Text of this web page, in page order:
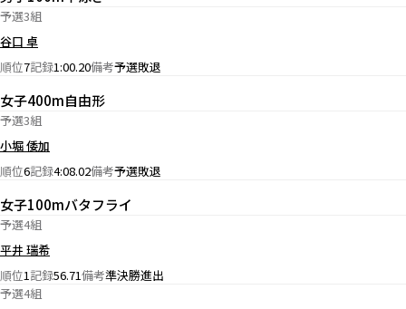
予選3組
谷口 卓
順位7記録1:00.20備考予選敗退
女子400m自由形
予選3組
小堀 倭加
順位6記録4:08.02備考予選敗退
女子100mバタフライ
予選4組
平井 瑞希
順位1記録56.71備考準決勝進出
予選4組